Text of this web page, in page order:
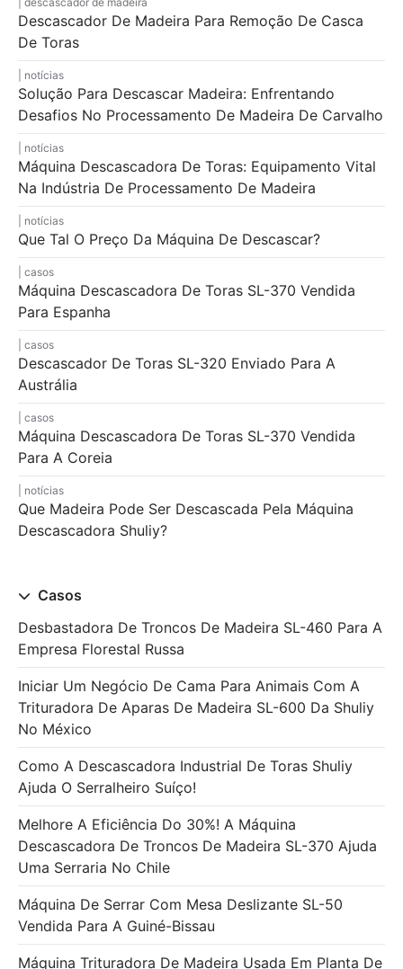
Descascador De Madeira Para Remoção De Casca
De Toras
notícias
Solução Para Descascar Madeira: Enfrentando
Desafios No Processamento De Madeira De Carvalho
notícias
Máquina Descascadora De Toras: Equipamento Vital
Na Indústria De Processamento De Madeira
notícias
Que Tal O Preço Da Máquina De Descascar?
casos
Máquina Descascadora De Toras SL-370 Vendida
Para Espanha
casos
Descascador De Toras SL-320 Enviado Para A
Austrália
casos
Máquina Descascadora De Toras SL-370 Vendida
Para A Coreia
notícias
Que Madeira Pode Ser Descascada Pela Máquina
Descascadora Shuliy?
Casos
Desbastadora De Troncos De Madeira SL-460 Para A
Empresa Florestal Russa
Iniciar Um Negócio De Cama Para Animais Com A
Trituradora De Aparas De Madeira SL-600 Da Shuliy
No México
Como A Descascadora Industrial De Toras Shuliy
Ajuda O Serralheiro Suíço!
Melhore A Eficiência Do 30%! A Máquina
Descascadora De Troncos De Madeira SL-370 Ajuda
Uma Serraria No Chile
Máquina De Serrar Com Mesa Deslizante SL-50
Vendida Para A Guiné-Bissau
Máquina Trituradora De Madeira Usada Em Planta De